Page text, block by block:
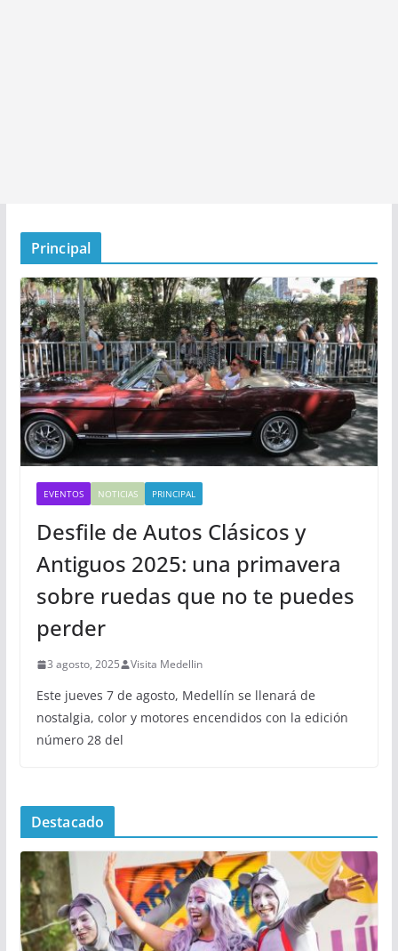
Principal
EVENTOS NOTICIAS PRINCIPAL
Desfile de Autos Clásicos y
Antiguos 2025: una primavera
sobre ruedas que no te puedes
perder
3 agosto, 2025 Visita Medellin
Este jueves 7 de agosto, Medellín se llenará de
nostalgia, color y motores encendidos con la edición
número 28 del
Destacado